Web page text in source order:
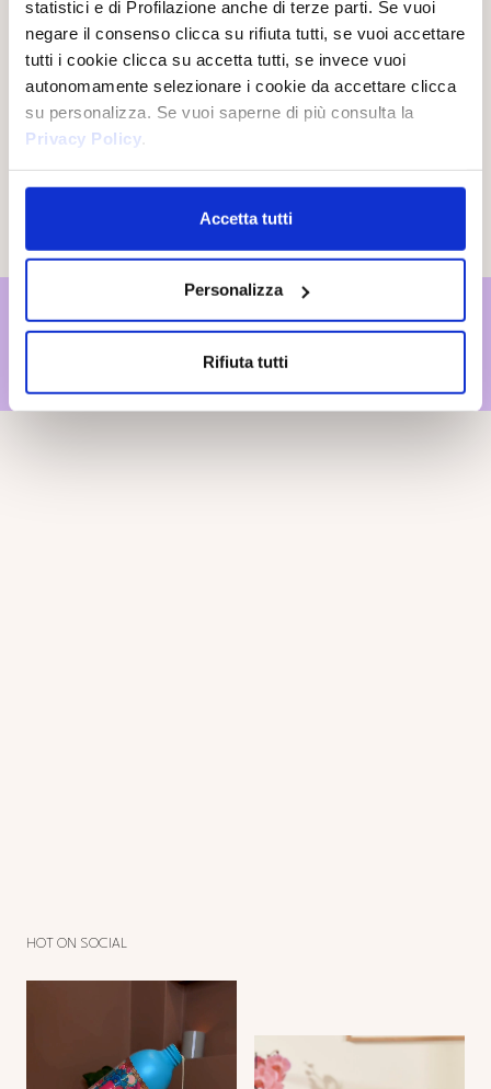
statistici e di Profilazione anche di terze parti. Se vuoi
negare il consenso clicca su rifiuta tutti, se vuoi accettare
tutti i cookie clicca su accetta tutti, se invece vuoi
autonomamente selezionare i cookie da accettare clicca
su personalizza. Se vuoi saperne di più consulta la
Privacy Policy.
Accetta tutti
Personalizza
Rifiuta tutti
IL RITUALE
DELL'ARMONIA
HOT ON SOCIAL